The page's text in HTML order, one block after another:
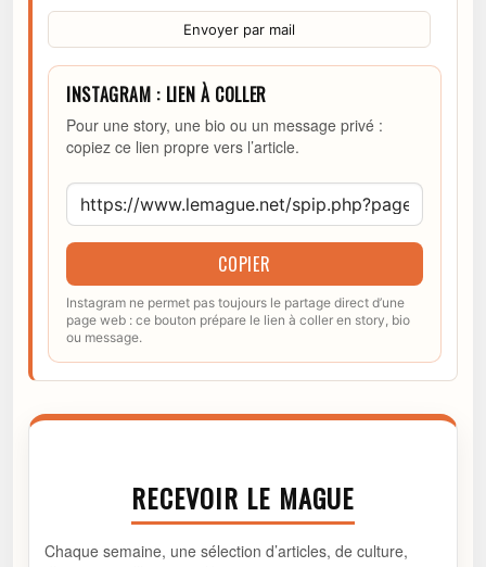
Envoyer par mail
INSTAGRAM : LIEN À COLLER
Pour une story, une bio ou un message privé :
copiez ce lien propre vers l’article.
COPIER
Instagram ne permet pas toujours le partage direct d’une
page web : ce bouton prépare le lien à coller en story, bio
ou message.
RECEVOIR LE MAGUE
Chaque semaine, une sélection d’articles, de culture,